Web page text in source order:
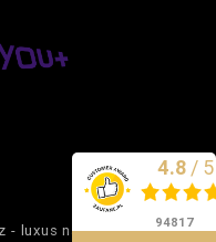
- luxus na dosah ruky.
Vynikající4.8 / 5
94817